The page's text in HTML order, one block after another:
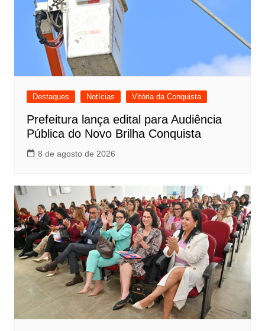
Destaques Notícias Vitória da Conquista
Prefeitura lança edital para Audiência
Pública do Novo Brilha Conquista
8 de agosto de 2026